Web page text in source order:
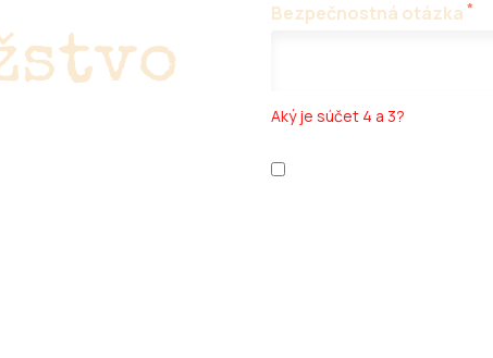
Bezpečnostná otázka *
Aký je súčet 4 a 3?